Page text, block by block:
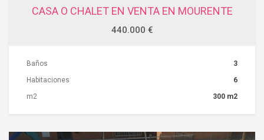
CASA O CHALET EN VENTA EN MOURENTE
440.000 €
Baños
3
Habitaciones
6
m2
300 m2